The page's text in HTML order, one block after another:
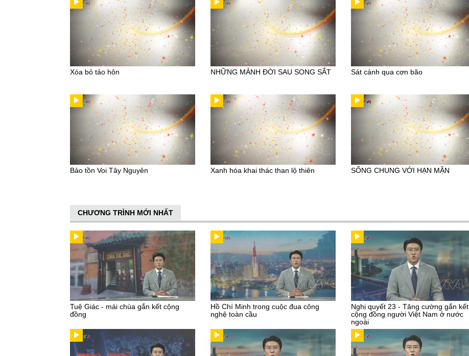
Xóa bỏ tảo hôn NHỮNG MẢNH ĐỜI SAU SONG SẮT Sát cánh qua cơn bão
Bảo tồn Voi Tây Nguyên Xanh hóa khai thác than lộ thiên SỐNG CHUNG VỚI HẠN MẶN
CHƯƠNG TRÌNH MỚI NHẤT
Tuệ Giác - mái chùa gắn kết cộng
đồng
Hồ Chí Minh trong cuộc đua công
nghệ toàn cầu
Nghị quyết 23 - Tăng cường gắn kết
cộng đồng người Việt Nam ở nước
ngoài